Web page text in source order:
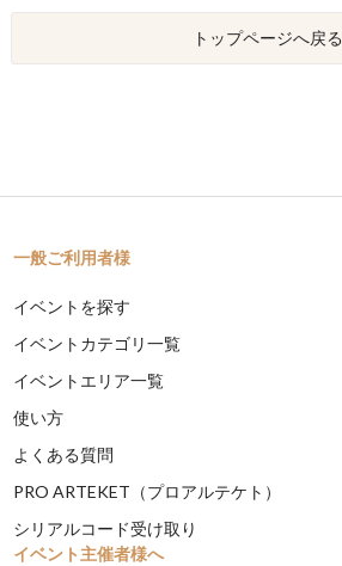
トップページへ戻る
一般ご利用者様
イベントを探す
イベントカテゴリ一覧
イベントエリア一覧
使い方
よくある質問
PRO ARTEKET（プロアルテケト）
シリアルコード受け取り
イベント主催者様へ